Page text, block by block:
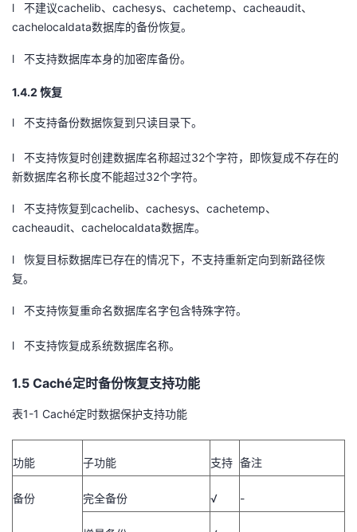
l 不建议cachelib、 cachesys、 cachetemp、 cacheaudit、
cachelocaldata数据库的备份恢复。
l 不支持数据库本身的加密库备份。
1.4.2 恢复
l 不支持备份数据恢复到只读目录下。
l 不支持恢复时创建数据库名称超过32个字符，即恢复成不存在的
新数据库名称长度不能超过32个字符。
l 不支持恢复到cachelib、 cachesys、 cachetemp、
cacheaudit、 cachelocaldata数据库。
l 恢复目标数据库已存在的情况下，不支持重新定向到新路径恢
复。
l 不支持恢复重命名数据库名字包含特殊字符。
l 不支持恢复成系统数据库名称。
1.5 Caché定时备份恢复支持功能
表1-1 Caché定时数据保护支持功能
功能 子功能 支持 备注
备份 完全备份 √ -